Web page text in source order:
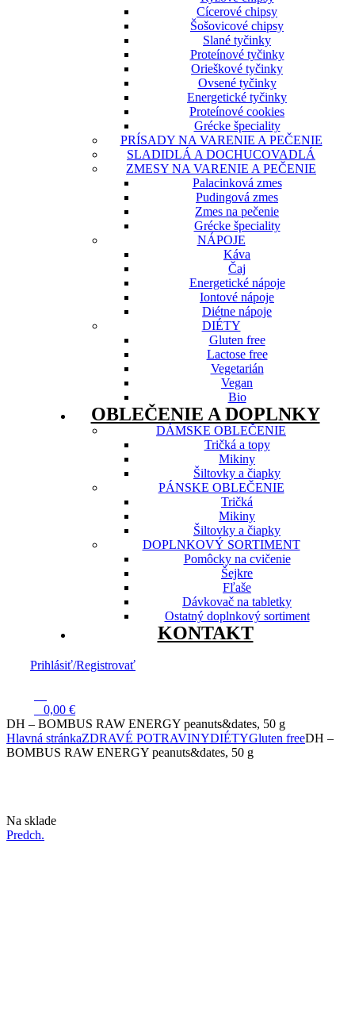
Cícerové chipsy
Šošovicové chipsy
Slané tyčinky
Proteínové tyčinky
Orieškové tyčinky
Ovsené tyčinky
Energetické tyčinky
Proteínové cookies
Grécke špeciality
PRÍSADY NA VARENIE A PEČENIE
SLADIDLÁ A DOCHUCOVADLÁ
ZMESY NA VARENIE A PEČENIE
Palacinková zmes
Pudingová zmes
Zmes na pečenie
Grécke špeciality
NÁPOJE
Káva
Čaj
Energetické nápoje
Iontové nápoje
Diétne nápoje
DIÉTY
Gluten free
Lactose free
Vegetarián
Vegan
Bio
OBLEČENIE A DOPLNKY
DÁMSKE OBLEČENIE
Tričká a topy
Mikiny
Šiltovky a čiapky
PÁNSKE OBLEČENIE
Tričká
Mikiny
Šiltovky a čiapky
DOPLNKOVÝ SORTIMENT
Pomôcky na cvičenie
Šejkre
Fľaše
Dávkovač na tabletky
Ostatný doplnkový sortiment
KONTAKT
Prihlásiť/Registrovať
0,00 €
DH – BOMBUS RAW ENERGY peanuts&dates, 50 g
Hlavná stránkaZDRAVÉ POTRAVINYDIÉTYGluten freeDH –
BOMBUS RAW ENERGY peanuts&dates, 50 g
Dostupnosť:
Na sklade
Predch.